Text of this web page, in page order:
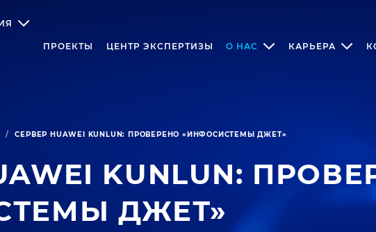
ПРОЕКТЫ ЦЕНТР ЭКСПЕРТИЗЫ О НАС КАРЬЕРА
/ СЕРВЕР HUAWEI KUNLUN: ПРОВЕРЕНО «ИНФОСИСТЕМЫ ДЖЕТ»
KUNLUN:
ДЖЕТ»